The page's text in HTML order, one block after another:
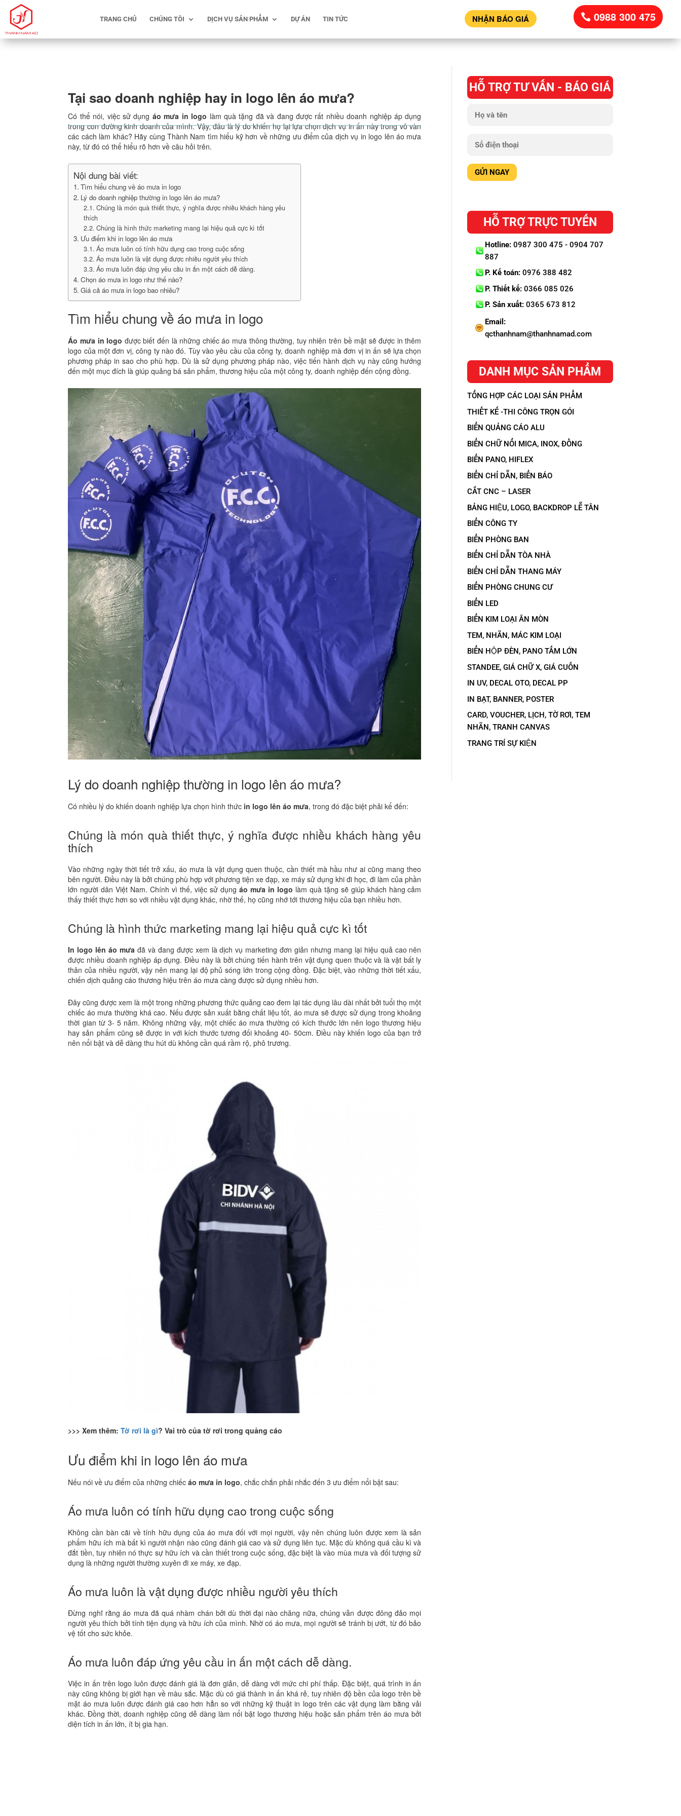
TRANG CHỦ CHÚNG TÔI DỊCH VỤ SẢN PHẨM DỰ ÁN TIN TỨC NHẬN BÁO GIÁ 0988 300 475
Tại sao doanh nghiệp hay in logo lên áo mưa?
Có thể nói, việc sử dụng áo mưa in logo làm quà tặng đã và đang được rất nhiều doanh nghiệp áp dụng
trong con đường kinh doanh của mình. Vậy, đâu là lý do khiến họ lại lựa chọn dịch vụ in ấn này trong vô vàn
các cách làm khác? Hãy cùng Thành Nam tìm hiểu kỹ hơn về những ưu điểm của dịch vụ in logo lên áo mưa
này, từ đó có thể hiểu rõ hơn về câu hỏi trên.
Nội dung bài viết:
Tìm hiểu chung về áo mưa in logo
Lý do doanh nghiệp thường in logo lên áo mưa?
Chúng là món quà thiết thực, ý nghĩa được nhiều khách hàng yêu
thích
Chúng là hình thức marketing mang lại hiệu quả cực kì tốt
Ưu điểm khi in logo lên áo mưa
Áo mưa luôn có tính hữu dụng cao trong cuộc sống
Áo mưa luôn là vật dụng được nhiều người yêu thích
Áo mưa luôn đáp ứng yêu cầu in ấn một cách dễ dàng.
Chọn áo mưa in logo như thế nào?
Giá cả áo mưa in logo bao nhiêu?
Tìm hiểu chung về áo mưa in logo
Áo mưa in logo được biết đến là những chiếc áo mưa thông thường, tuy nhiên trên bề mặt sẽ được in thêm
logo của một đơn vị, công ty nào đó. Tùy vào yêu cầu của công ty, doanh nghiệp mà đơn vị in ấn sẽ lựa chọn
phương pháp in sao cho phù hợp. Dù là sử dụng phương pháp nào, việc tiến hành dịch vụ này cũng hướng
đến một mục đích là giúp quảng bá sản phẩm, thương hiệu của một công ty, doanh nghiệp đến cộng đồng.
Lý do doanh nghiệp thường in logo lên áo mưa?
Có nhiều lý do khiến doanh nghiệp lựa chọn hình thức in logo lên áo mưa, trong đó đặc biệt phải kể đến:
Chúng là món quà thiết thực, ý nghĩa được nhiều khách hàng yêu
thích
Vào những ngày thời tiết trở xấu, áo mưa là vật dụng quen thuộc, cần thiết mà hầu như ai cũng mang theo
bên người. Điều này là bởi chúng phù hợp với phương tiện xe đạp, xe máy sử dụng khi đi học, đi làm của phần
lớn người dân Việt Nam. Chính vì thế, việc sử dụng áo mưa in logo làm quà tặng sẽ giúp khách hàng cảm
thấy thiết thực hơn so với nhiều vật dụng khác, nhờ thế, họ cũng nhớ tới thương hiệu của bạn nhiều hơn.
Chúng là hình thức marketing mang lại hiệu quả cực kì tốt
In logo lên áo mưa đã và đang được xem là dịch vụ marketing đơn giản nhưng mang lại hiệu quả cao nên
được nhiều doanh nghiệp áp dụng. Điều này là bởi chúng tiến hành trên vật dụng quen thuộc và là vật bất ly
thân của nhiều người, vậy nên mang lại độ phủ sóng lớn trong cộng đồng. Đặc biệt, vào những thời tiết xấu,
chiến dịch quảng cáo thương hiệu trên áo mưa càng được sử dụng nhiều hơn.
Đây cũng được xem là một trong những phương thức quảng cao đem lại tác dụng lâu dài nhất bởi tuổi thọ một
chiếc áo mưa thường khá cao. Nếu được sản xuất bằng chất liệu tốt, áo mưa sẽ được sử dụng trong khoảng
thời gian từ 3- 5 năm. Không những vậy, một chiếc áo mưa thường có kích thước lớn nên logo thương hiệu
hay sản phẩm cũng sẽ được in với kích thước tương đối khoảng 40- 50cm. Điều này khiến logo của bạn trở
nên nổi bật và dễ dàng thu hút dù không cần quá rầm rộ, phô trương.
>>> Xem thêm:Tờ rơi là gì? Vai trò của tờ rơi trong quảng cáo
Ưu điểm khi in logo lên áo mưa
Nếu nói về ưu điểm của những chiếcáo mưa in logo, chắc chắn phải nhắc đến 3 ưu điểm nổi bật sau:
Áo mưa luôn có tính hữu dụng cao trong cuộc sống
Không cần bàn cãi về tính hữu dụng của áo mưa đối với mọi người, vậy nên chúng luôn được xem là sản
phẩm hữu ích mà bất kì người nhận nào cũng đánh giá cao và sử dụng liên tục. Mặc dù không quá cầu kì và
đắt tiền, tuy nhiên nó thực sự hữu ích và cần thiết trong cuộc sống, đặc biệt là vào mùa mưa và đối tượng sử
dụng là những người thường xuyên đi xe máy, xe đạp.
Áo mưa luôn là vật dụng được nhiều người yêu thích
Đừng nghĩ rằng áo mưa đã quá nhàm chán bởi dù thời đại nào chăng nữa, chúng vẫn được đông đảo mọi
người yêu thích bởi tính tiện dụng và hữu ích của mình. Nhờ có áo mưa, mọi người sẽ tránh bị ướt, từ đó bảo
vệ tốt cho sức khỏe.
Áo mưa luôn đáp ứng yêu cầu in ấn một cách dễ dàng.
Việc in ấn trên logo luôn được đánh giá là đơn giản, dễ dàng với mức chi phí thấp. Đặc biệt, quá trình in ấn
này cũng không bị giới hạn về màu sắc. Mặc dù có giá thành in ấn khá rẻ, tuy nhiên độ bền của logo trên bề
mặt áo mưa luôn được đánh giá cao hơn hẳn so với những kỹ thuật in logo trên các vật dụng làm bằng vải
khác. Đồng thời, doanh nghiệp cũng dễ dàng làm nổi bật logo thương hiệu hoặc sản phẩm trên áo mưa bởi
diện tích in ấn lớn, ít bị gia hạn.
HỖ TRỢ TƯ VẤN - BÁO GIÁ
HỖ TRỢ TRỰC TUYẾN
Hotline:0987 300 475 - 0904 707
887
P. Kế toán:0976 388 482
P. Thiết kế:0366 085 026
P. Sản xuất:0365 673 812
Email:
qcthanhnam@thanhnamad.com
DANH MỤC SẢN PHẨM
TỔNG HỢP CÁC LOẠI SẢN PHẨM
THIẾT KẾ -THI CÔNG TRỌN GÓI
BIỂN QUẢNG CÁO ALU
BIỂN CHỮ NỔI MICA, INOX, ĐỒNG
BIỂN PANO, HIFLEX
BIỂN CHỈ DẪN, BIỂN BÁO
CẮT CNC – LASER
BẢNG HIỆU, LOGO, BACKDROP LỄ TÂN
BIỂN CÔNG TY
BIỂN PHÒNG BAN
BIỂN CHỈ DẪN TÒA NHÀ
BIỂN CHỈ DẪN THANG MÁY
BIỂN PHÒNG CHUNG CƯ
BIỂN LED
BIỂN KIM LOẠI ĂN MÒN
TEM, NHÃN, MÁC KIM LOẠI
BIỂN HỘP ĐÈN, PANO TẤM LỚN
STANDEE, GIÁ CHỮ X, GIÁ CUỐN
IN UV, DECAL OTO, DECAL PP
IN BẠT, BANNER, POSTER
CARD, VOUCHER, LỊCH, TỜ RƠI, TEM
NHÃN, TRANH CANVAS
TRANG TRÍ SỰ KIỆN